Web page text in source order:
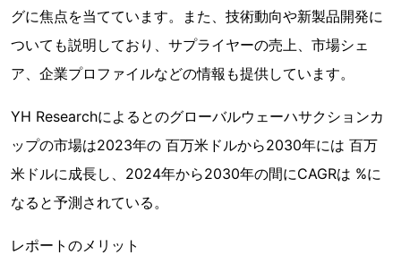
グに焦点を当てています。また、技術動向や新製品開発に
ついても説明しており、サプライヤーの売上、市場シェ
ア、企業プロファイルなどの情報も提供しています。
YH Researchによるとのグローバルウェーハサクションカ
ップの市場は2023年の 百万米ドルから2030年には 百万
米ドルに成長し、2024年から2030年の間にCAGRは %に
なると予測されている。
レポートのメリット